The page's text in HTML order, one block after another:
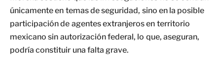
únicamente en temas de seguridad, sino en la posible
participación de agentes extranjeros en territorio
mexicano sin autorización federal, lo que, aseguran,
podría constituir una falta grave.